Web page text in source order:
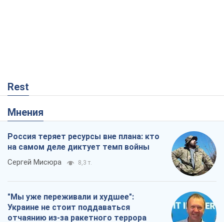
Rest
Мнения
Россия теряет ресурсы вне плана: кто
на самом деле диктует темп войны
Сергей Мисюра 8,3 т.
"Мы уже переживали и худшее":
Украине не стоит поддаваться
отчаянию из-за ракетного террора